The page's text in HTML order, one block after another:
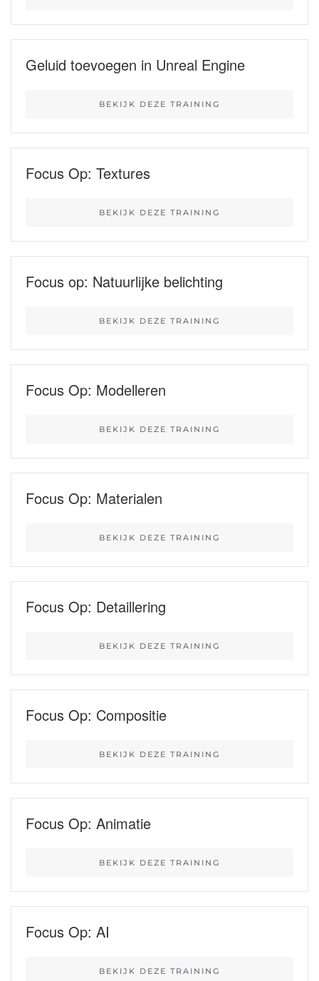
Geluid toevoegen in Unreal Engine
BEKIJK DEZE TRAINING
Focus Op: Textures
BEKIJK DEZE TRAINING
Focus op: Natuurlijke belichting
BEKIJK DEZE TRAINING
Focus Op: Modelleren
BEKIJK DEZE TRAINING
Focus Op: Materialen
BEKIJK DEZE TRAINING
Focus Op: Detaillering
BEKIJK DEZE TRAINING
Focus Op: Compositie
BEKIJK DEZE TRAINING
Focus Op: Animatie
BEKIJK DEZE TRAINING
Focus Op: AI
BEKIJK DEZE TRAINING